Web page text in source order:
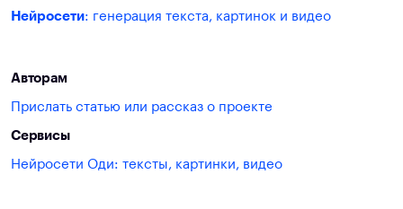
Нейросети: генерация текста, картинок и видео
Авторам
Прислать статью или рассказ о проекте
Сервисы
Нейросети Оди: тексты, картинки, видео